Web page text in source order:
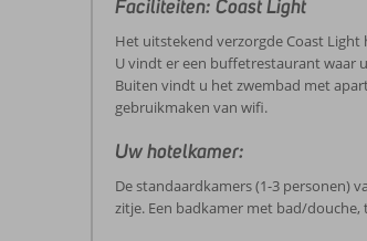
Faciliteiten: Coast Light
Het uitstekend verzorgde Coast
U vindt er een buffetrestaurant waar
Buiten vindt u het zwembad met
gebruikmaken van wifi.
Uw hotelkamer:
De standaardkamers (1-3 personen)
zitje. Een badkamer met bad/